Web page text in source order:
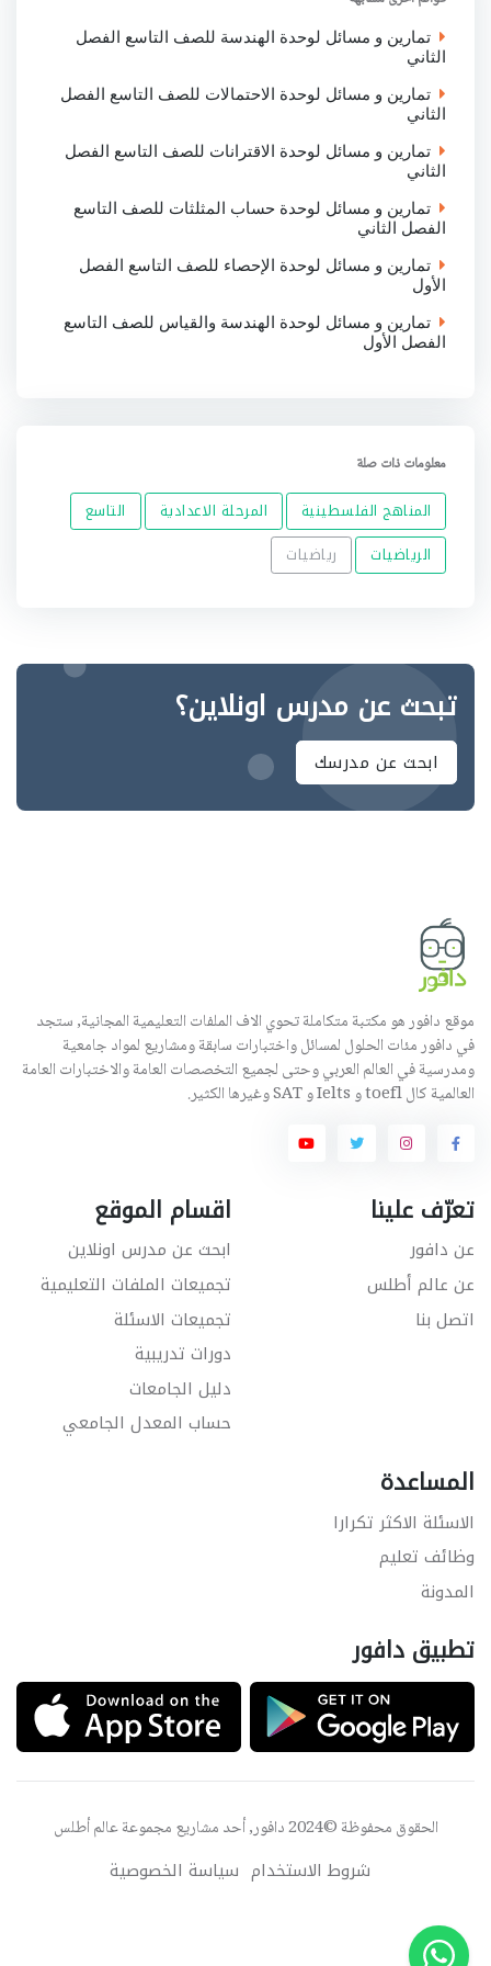
تمارين و مسائل لوحدة الهندسة للصف التاسع الفصل
الثاني
تمارين و مسائل لوحدة الاحتمالات للصف التاسع الفصل
الثاني
تمارين و مسائل لوحدة الاقترانات للصف التاسع الفصل
الثاني
تمارين و مسائل لوحدة حساب المثلثات للصف التاسع
الفصل الثاني
تمارين و مسائل لوحدة الإحصاء للصف التاسع الفصل
الأول
تمارين و مسائل لوحدة الهندسة والقياس للصف التاسع
الفصل الأول
معلومات ذات صلة
المناهج الفلسطينية المرحلة الاعدادية
التاسع
الرياضيات
رياضيات
تبحث عن مدرس اونلاين؟
ابحث عن مدرسك
موقع دافور هو مكتبة متكاملة تحوي الاف الملفات التعليمية المجانية, ستجد
في دافور مئات الحلول لمسائل واختبارات سابقة ومشاريع لمواد جامعية
ومدرسية في العالم العربي وحتى لجميع التخصصات العامة والاختبارات العامة
العالمية كال toefl و Ielts و SAT وغيرها الكثير.
تعرّف علينا
عن دافور
عن عالم أطلس
اتصل بنا
اقسام الموقع
ابحث عن مدرس اونلاين
تجميعات الملفات التعليمية
تجميعات الاسئلة
دورات تدريبية
دليل الجامعات
حساب المعدل الجامعي
المساعدة
الاسئلة الاكثر تكرارا
وظائف تعليم
المدونة
تطبيق دافور
الحقوق محفوظة ©2024 دافور, أحد مشاريع مجموعة عالم أطلس
شروط الاستخدام سياسة الخصوصية